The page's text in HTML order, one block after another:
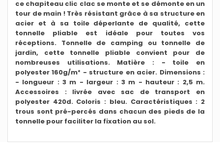
ce chapiteau clic clac se monte et se démonte en un
tour de main ! Très résistant grâce à sa structure en
acier et à sa toile déperlante de qualité, cette
tonnelle pliable est idéale pour toutes vos
réceptions. Tonnelle de camping ou tonnelle de
jardin, cette tonnelle pliable convient pour de
nombreuses utilisations. Matière : - toile en
polyester 160g/m² - structure en acier. Dimensions :
- longueur : 3 m - largeur : 3 m - hauteur : 2,5 m.
Accessoires : livrée avec sac de transport en
polyester 420d. Coloris : bleu. Caractéristiques : 2
trous sont pré-percés dans chacun des pieds de la
tonnelle pour faciliter la fixation au sol.